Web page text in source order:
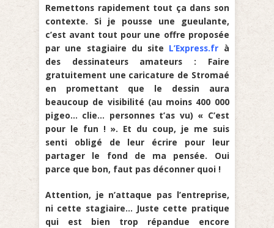
Remettons rapidement tout ça dans son
contexte. Si je pousse une gueulante,
c’est avant tout pour une offre proposée
par une stagiaire du site L’Express.fr à
des dessinateurs amateurs : Faire
gratuitement une caricature de Stromaé
en promettant que le dessin aura
beaucoup de visibilité (au moins 400 000
pigeo… clie… personnes t’as vu) « C’est
pour le fun ! ». Et du coup, je me suis
senti obligé de leur écrire pour leur
partager le fond de ma pensée. Oui
parce que bon, faut pas déconner quoi !
Attention, je n’attaque pas l’entreprise,
ni cette stagiaire… Juste cette pratique
qui est bien trop répandue encore